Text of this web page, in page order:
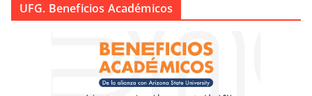
UFG. Beneficios Académicos